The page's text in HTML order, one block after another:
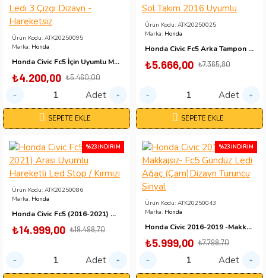
Ürün Kodu: ATK20250095
Marka: Honda
Honda Civic Fc5 İçin Uyumlu Makyajlı Kasa Ön Sis Ledi 3 Çizgi Dizayn - Hareketsiz
₺4.200,00 ₺5.460,00
Adet
SEPETE EKLE
Ürün Kodu: ATK20250025
Marka: Honda
Honda Civic Fc5 Arka Tampon Sisi Ledli E Sis Sağ Sol Takım 2016 Uyumlu
₺5.666,00 ₺7.365,80
Adet
SEPETE EKLE
%23 İNDIRIM
Ürün Kodu: ATK20250086
Marka: Honda
Honda Civic Fc5 (2016-2021) Arası Uyumlu Hareketli Led Stop / Kırmızı
₺14.999,00 ₺19.498,70
Adet
%23 İNDIRIM
Ürün Kodu: ATK20250043
Marka: Honda
Honda Civic 2016-2019 -Makkajsız- Fc5 Gündüz Ledi Ağaç (Çam)Dizayn Turuncu Sinyal
₺5.999,00 ₺7.798,70
Adet